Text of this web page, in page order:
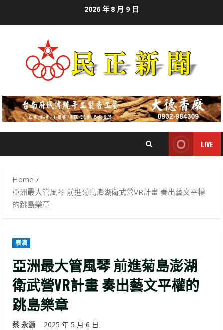
2026 年 8 月 9 日
LIVE
Home
亞洲最大管風琴 前進菊島澎湖衛武營VR計畫 奏出藝文平權
的跳島樂章
表演
亞洲最大管風琴 前進菊島澎湖
衛武營VR計畫 奏出藝文平權的
跳島樂章
蔡 永源 2025 年 5 月 6 日